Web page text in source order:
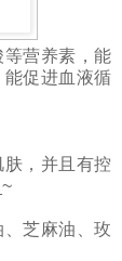
营养素，能
促进血液循
，并且有控
、芝麻油、玫